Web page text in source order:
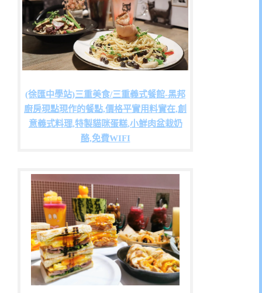
(徐匯中學站)三重美食/三重義式餐館-黑邦
廚房現點現作的餐點,價格平實用料實在,創
意義式料理,特製貓咪蛋糕,小鮮肉盆栽奶
酪,免費WIFI